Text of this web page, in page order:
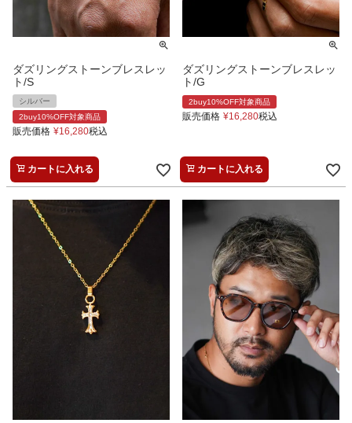
ダズリングストーンブレスレッ
ト/S
シルバー
2buy10%OFF対象商品
販売価格 ¥16,280税込
カートに入れる
ダズリングストーンブレスレッ
ト/G
2buy10%OFF対象商品
販売価格 ¥16,280税込
カートに入れる